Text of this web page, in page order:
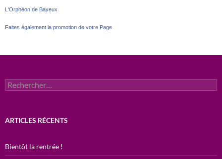
L'Orphéon de Bayeux
Faites également la promotion de votre Page
Rechercher :
ARTICLES RÉCENTS
Bientôt la rentrée !